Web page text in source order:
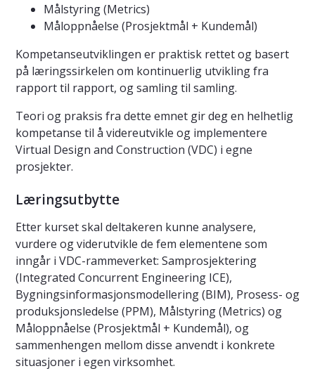
Målstyring (Metrics)
Måloppnåelse (Prosjektmål + Kundemål)
Kompetanseutviklingen er praktisk rettet og basert
på læringssirkelen om kontinuerlig utvikling fra
rapport til rapport, og samling til samling.
Teori og praksis fra dette emnet gir deg en helhetlig
kompetanse til å videreutvikle og implementere
Virtual Design and Construction (VDC) i egne
prosjekter.
Læringsutbytte
Etter kurset skal deltakeren kunne analysere,
vurdere og viderutvikle de fem elementene som
inngår i VDC-rammeverket: Samprosjektering
(Integrated Concurrent Engineering ICE),
Bygningsinformasjonsmodellering (BIM), Prosess- og
produksjonsledelse (PPM), Målstyring (Metrics) og
Måloppnåelse (Prosjektmål + Kundemål), og
sammenhengen mellom disse anvendt i konkrete
situasjoner i egen virksomhet.